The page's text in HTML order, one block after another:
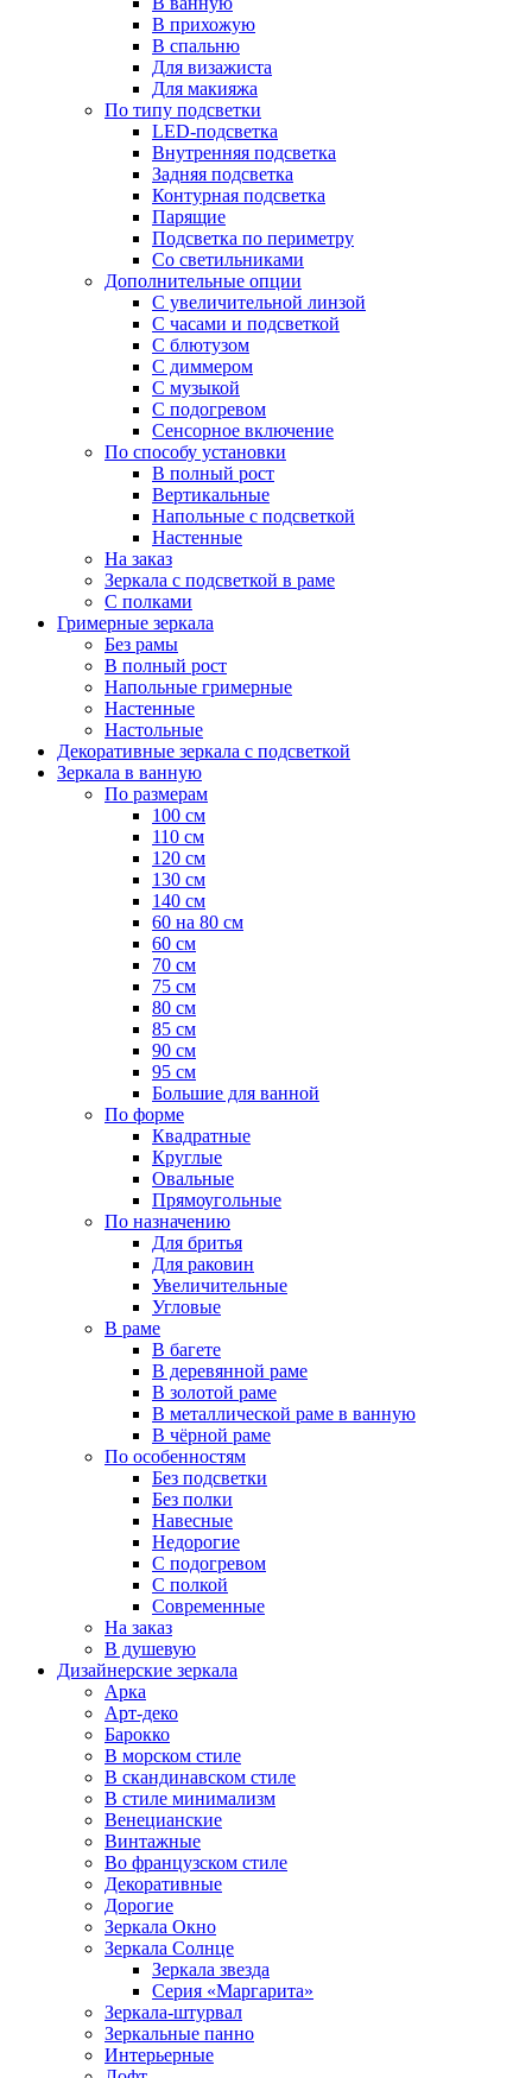
В прихожую
В спальню
Для визажиста
Для макияжа
По типу подсветки
LED-подсветка
Внутренняя подсветка
Задняя подсветка
Контурная подсветка
Парящие
Подсветка по периметру
Со светильниками
Дополнительные опции
C увеличительной линзой
C часами и подсветкой
С блютузом
С диммером
С музыкой
С подогревом
Сенсорное включение
По способу установки
В полный рост
Вертикальные
Напольные с подсветкой
Настенные
На заказ
Зеркала с подсветкой в раме
С полками
Гримерные зеркала
Без рамы
В полный рост
Напольные гримерные
Настенные
Настольные
Декоративные зеркала с подсветкой
Зеркала в ванную
По размерам
100 см
110 см
120 см
130 см
140 см
60 на 80 см
60 см
70 см
75 см
80 см
85 см
90 см
95 см
Большие для ванной
По форме
Квадратные
Круглые
Овальные
Прямоугольные
По назначению
Для бритья
Для раковин
Увеличительные
Угловые
В раме
В багете
В деревянной раме
В золотой раме
В металлической раме в ванную
В чёрной раме
По особенностям
Без подсветки
Без полки
Навесные
Недорогие
С подогревом
С полкой
Современные
На заказ
В душевую
Дизайнерские зеркала
Арка
Арт-деко
Барокко
В морском стиле
В скандинавском стиле
В стиле минимализм
Венецианские
Винтажные
Во французском стиле
Декоративные
Дорогие
Зеркала Окно
Зеркала Солнце
Зеркала звезда
Серия «Маргарита»
Зеркала-штурвал
Зеркальные панно
Интерьерные